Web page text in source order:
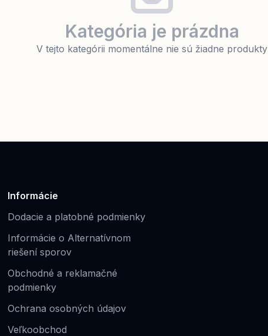
Kategória je prázdna
V tejto kategórii momentálne nie sú žiadne produkty
Informácie
Dodacie a platobné podmienky
Informácie o Alternatívnom
riešení sporov
Obchodné a reklamačné
podmienky
Ochrana osobných údajov
Veľkoobchod